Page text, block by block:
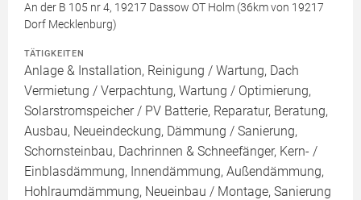
An der B 105 nr 4, 19217 Dassow OT Holm (36km von 19217
Dorf Mecklenburg)
TÄTIGKEITEN
Anlage & Installation, Reinigung / Wartung, Dach
Vermietung / Verpachtung, Wartung / Optimierung,
Solarstromspeicher / PV Batterie, Reparatur, Beratung,
Ausbau, Neueindeckung, Dämmung / Sanierung,
Schornsteinbau, Dachrinnen & Schneefänger, Kern- /
Einblasdämmung, Innendämmung, Außendämmung,
Hohlraumdämmung, Neueinbau / Montage, Sanierung